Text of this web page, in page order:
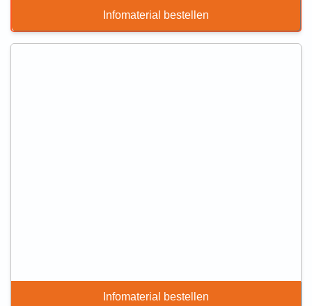
Infomaterial bestellen
Infomaterial bestellen